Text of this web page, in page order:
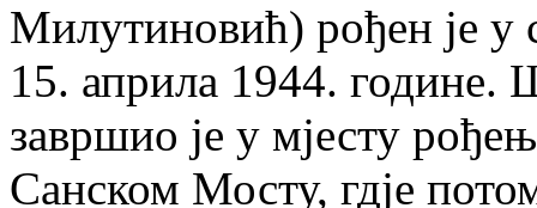
Милутиновић) рођен је у
15. априла 1944. године.
завршио је у мјесту
Санском Мосту, гдје